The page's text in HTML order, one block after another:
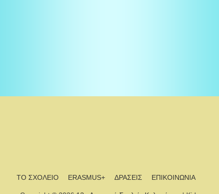
ΤΟ ΣΧΟΛΕΙΟ ERASMUS+ ΔΡΑΣΕΙΣ ΕΠΙΚΟΙΝΩΝΙΑ